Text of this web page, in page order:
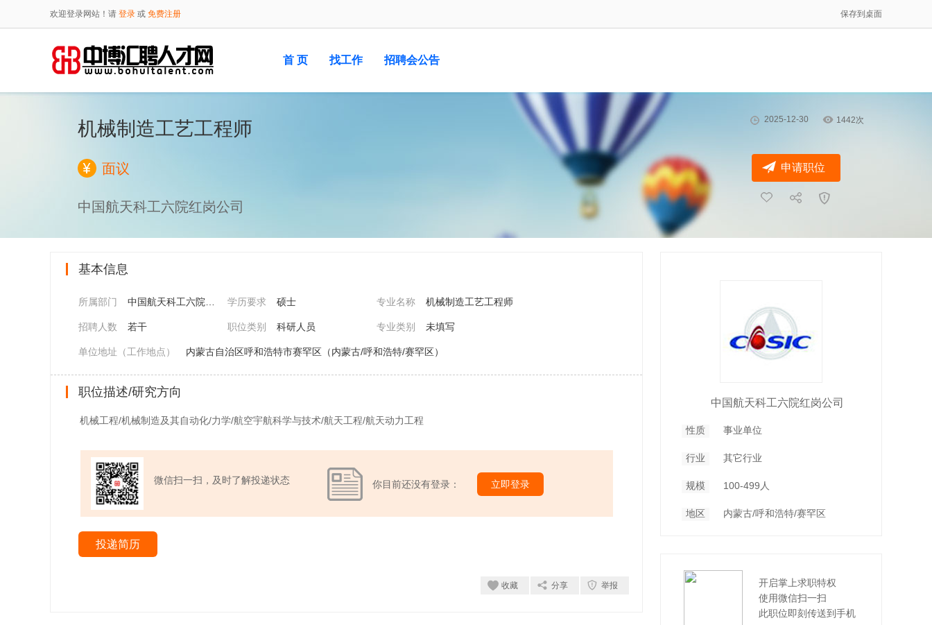
欢迎登录网站！请 登录 或 免费注册 保存到桌面
首 页 找工作 招聘会公告
2025-12-30 1442次
机械制造工艺工程师
面议
中国航天科工六院红岗公司
申请职位
基本信息
所属部门 中国航天科工六院红岗公司 学历要求 硕士 专业名称 机械制造工艺工程师
招聘人数 若干 职位类别 科研人员 专业类别 未填写
单位地址（工作地点） 内蒙古自治区呼和浩特市赛罕区（内蒙古/呼和浩特/赛罕区）
职位描述/研究方向
机械工程/机械制造及其自动化/力学/航空宇航科学与技术/航天工程/航天动力工程
微信扫一扫，及时了解投递状态 你目前还没有登录： 立即登录
投递简历
收藏 分享 举报
中国航天科工六院红岗公司
性质 事业单位
行业 其它行业
规模 100-499人
地区 内蒙古/呼和浩特/赛罕区
开启掌上求职特权
使用微信扫一扫
此职位即刻传送到手机